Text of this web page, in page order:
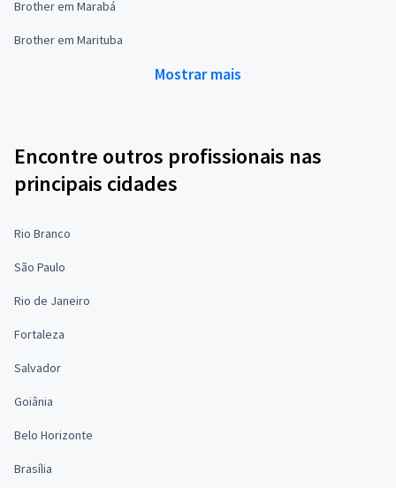
Brother em Marabá
Brother em Marituba
Mostrar mais
Encontre outros profissionais nas
principais cidades
Rio Branco
São Paulo
Rio de Janeiro
Fortaleza
Salvador
Goiânia
Belo Horizonte
Brasília